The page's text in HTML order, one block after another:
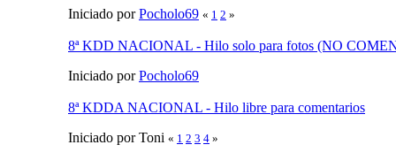
Iniciado porPocholo69 « 1 2 »
8ª KDD NACIONAL - Hilo solo para fotos (NO
Iniciado porPocholo69
8ª KDDA NACIONAL - Hilo libre para comentarios
Iniciado por Toni « 1 2 3 4 »